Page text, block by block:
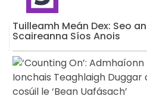
Tuilleamh Meán Dex: Seo
Scaireanna Síos Anois